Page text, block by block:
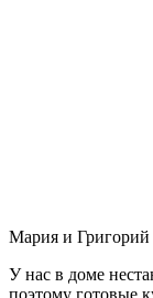
Мария и
У нас в доме
поэтому готовые